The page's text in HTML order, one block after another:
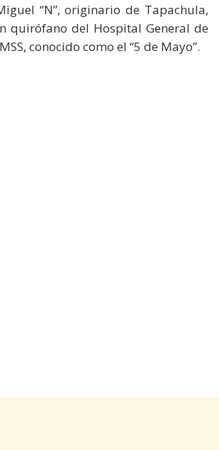
“N”, originario de Tapachula,
quirófano del Hospital General de
conocido como el “5 de Mayo”.